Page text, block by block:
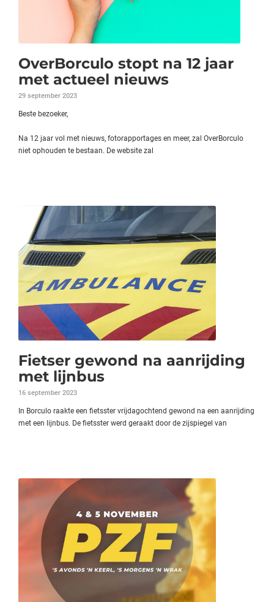
OverBorculo stopt na 12 jaar
met actueel nieuws
29 september 2023
Beste bezoeker,
Na 12 jaar vol met nieuws, fotorapportages en meer, zal OverBorculo
niet ophouden te bestaan. De website zal
Fietser gewond na aanrijding
met lijnbus
16 september 2023
In Borculo raakte een fietsster vrijdagochtend gewond na een aanrijding
met een lijnbus. De fietsster werd geraakt door de zijspiegel van